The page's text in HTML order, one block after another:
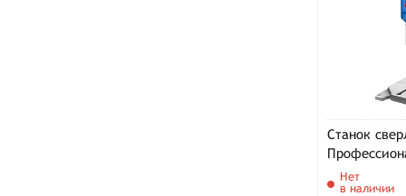
Станок
Нет
в наличии